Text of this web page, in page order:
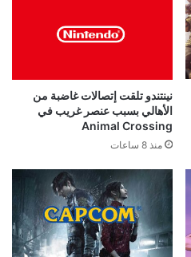
نينتندو تلقت إتصالات غاضبة من
الأهالي بسبب عنصر غريب في
Animal Crossing
منذ 8 ساعات